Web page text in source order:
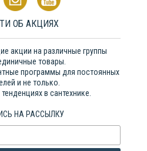
ОБ АКЦИЯХ
акции на различные группы
товары.
программы для постоянных
и не только.
в сантехнике.
НА РАССЫЛКУ